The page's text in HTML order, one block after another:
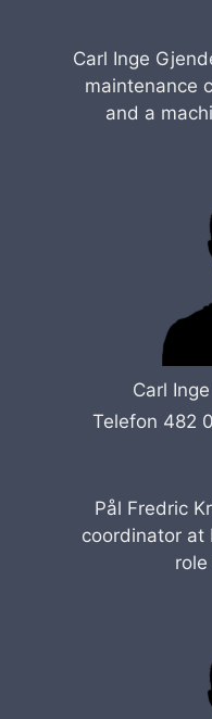
Carl Inge
maintenance
and a
Carl
Telefon 482
Pål Fredric
coordinator at